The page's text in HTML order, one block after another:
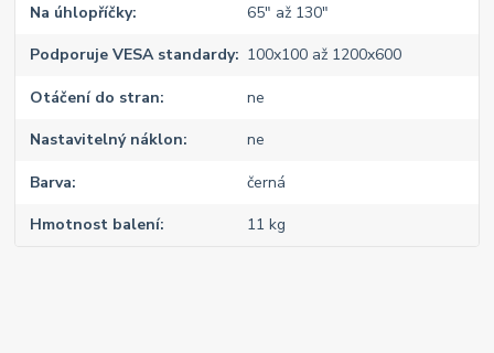
Na úhlopříčky 65" až 130"
Podporuje VESA standardy 100x100 až 1200x600
Otáčení do stran ne
Nastavitelný náklon ne
Barva černá
Hmotnost balení 11 kg